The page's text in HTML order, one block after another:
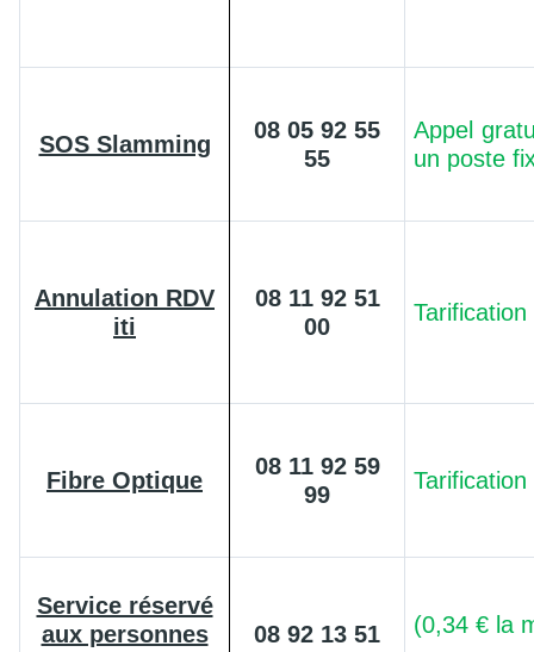
SOS Slamming
08 05 92 55
55
Appel
un poste
Annulation RDV
iti
08 11 92 51
00
Tarification
Fibre Optique
08 11 92 59
99
Tarification
Service réservé
aux personnes
08 92 13 51
(0,34 € la